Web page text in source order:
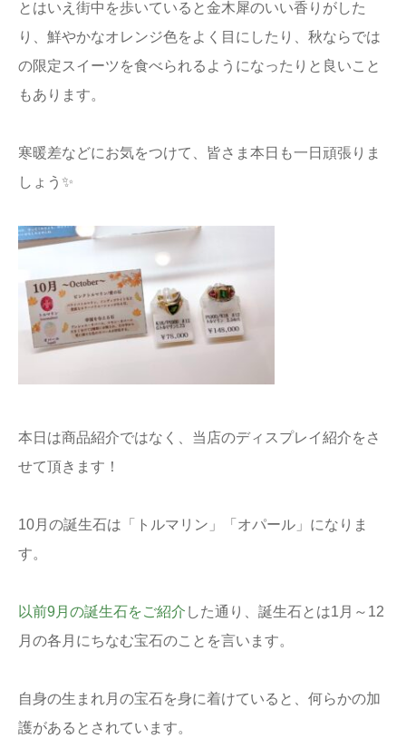
とはいえ街中を歩いていると金木犀のいい香りがした
り、鮮やかなオレンジ色をよく目にしたり、秋ならでは
の限定スイーツを食べられるようになったりと良いこと
もあります。
寒暖差などにお気をつけて、皆さま本日も一日頑張りま
しょう✨
本日は商品紹介ではなく、当店のディスプレイ紹介をさ
せて頂きます！
10月の誕生石は「トルマリン」「オパール」になりま
す。
以前9月の誕生石をご紹介 した通り、誕生石とは1月～12
月の各月にちなむ宝石のことを言います。
自身の生まれ月の宝石を身に着けていると、何らかの加
護があるとされています。